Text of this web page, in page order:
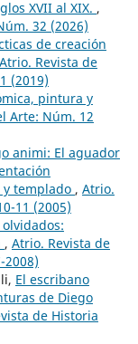
XVII al XIX. ,
32 (2026)
de creación
Atrio. Revista de
(2019)
pintura y
Arte: Núm. 12
animi: El aguador
templado , Atrio.
11 (2005)
, Atrio. Revista de
2008)
El escribano
de Diego
de Historia